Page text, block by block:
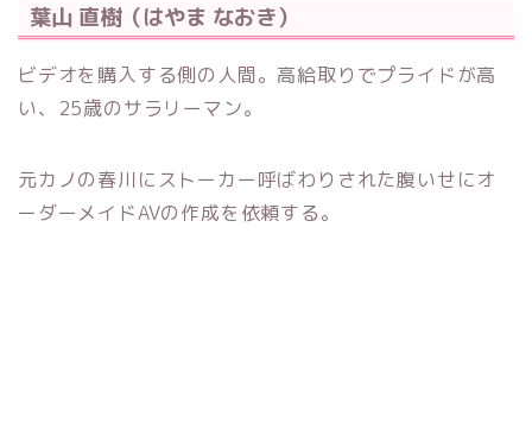
葉山 直樹（はやま なおき）
ビデオを購入する側の人間。高給取りでプライドが高
い、25歳のサラリーマン。
元カノの春川にストーカー呼ばわりされた腹いせにオ
ーダーメイドAVの作成を依頼する。